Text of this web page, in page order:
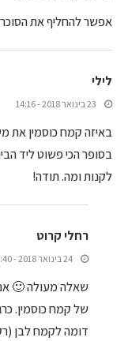
אפשר להחליף את הסוכר
לילי
23 בינואר 2018 - 14:16
באיזה קמח כוסמין את
בסופר הכי פשוט ליד
לקנות ומה. תודה!
רחלי קרוט
24 בינואר 2018 - 7:40
שאלה מעולה 🙂
של קמח כוסמין.
דומה לקמח לבן